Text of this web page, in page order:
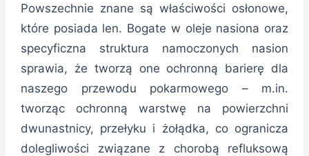
Powszechnie znane są właściwości osłonowe,
które posiada len. Bogate w oleje nasiona oraz
specyficzna struktura namoczonych nasion
sprawia, że tworzą one ochronną barierę dla
naszego przewodu pokarmowego – m.in.
tworząc ochronną warstwę na powierzchni
dwunastnicy, przełyku i żołądka, co ogranicza
dolegliwości związane z chorobą refluksową